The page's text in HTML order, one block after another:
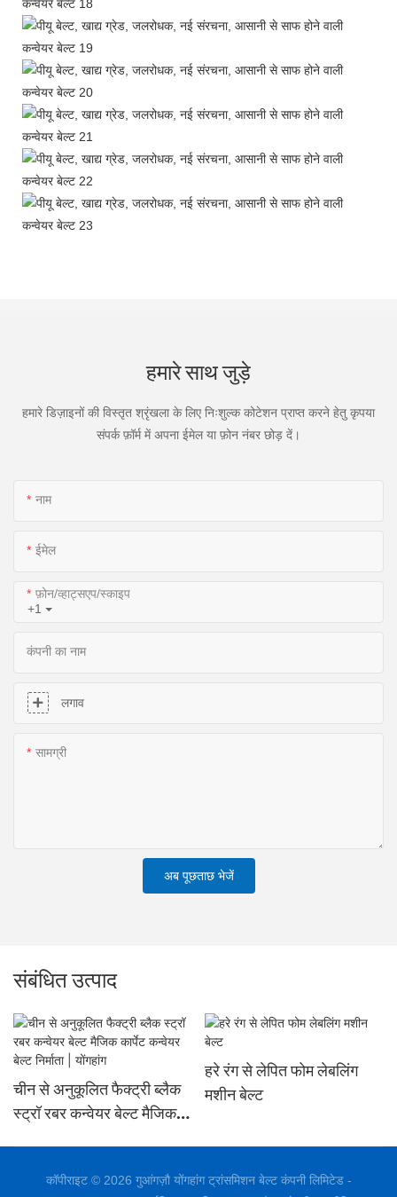
हमारे साथ जुड़े
हमारे डिज़ाइनों की विस्तृत श्रृंखला के लिए निःशुल्क कोटेशन प्राप्त करने हेतु कृपया
संपर्क फ़ॉर्म में अपना ईमेल या फ़ोन नंबर छोड़ दें।
नाम
ईमेल
+1
फ़ोन/व्हाट्सएप/स्काइप
कंपनी का नाम
लगाव
सामग्री
अब पूछताछ भेजें
संबंधित उत्पाद
चीन से अनुकूलित फैक्ट्री ब्लैक
स्ट्रॉ रबर कन्वेयर बेल्ट मैजिक
हरे रंग से लेपित फोम लेबलिंग
मशीन बेल्ट
कॉपीराइट © 2026 गुआंगज़ौ योंगहांग ट्रांसमिशन बेल्ट कंपनी लिमिटेड -